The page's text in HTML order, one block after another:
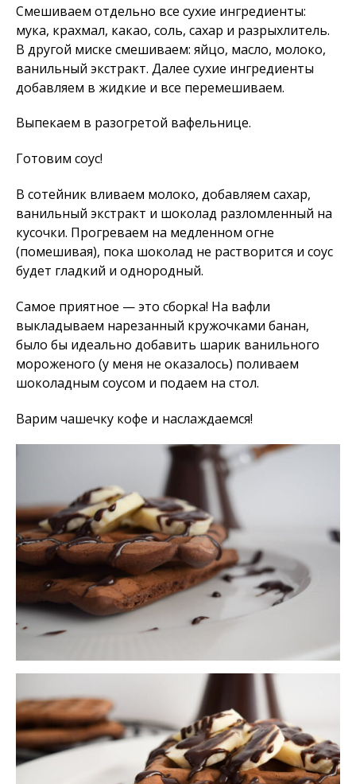
Смешиваем отдельно все сухие ингредиенты:
мука, крахмал, какао, соль, сахар и разрыхлитель.
В другой миске смешиваем: яйцо, масло, молоко,
ванильный экстракт. Далее сухие ингредиенты
добавляем в жидкие и все перемешиваем.
Выпекаем в разогретой вафельнице.
Готовим соус!
В сотейник вливаем молоко, добавляем сахар,
ванильный экстракт и шоколад разломленный на
кусочки. Прогреваем на медленном огне
(помешивая), пока шоколад не растворится и соус
будет гладкий и однородный.
Самое приятное — это сборка! На вафли
выкладываем нарезанный кружочками банан,
было бы идеально добавить шарик ванильного
мороженого (у меня не оказалось) поливаем
шоколадным соусом и подаем на стол.
Варим чашечку кофе и наслаждаемся!